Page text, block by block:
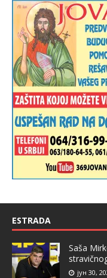
ESTRADA
Saša
јун 30,